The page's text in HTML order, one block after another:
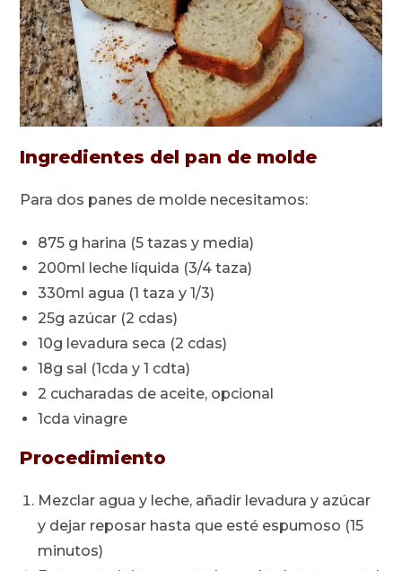
Ingredientes del pan de molde
Para dos panes de molde necesitamos:
875 g harina (5 tazas y media)
200ml leche líquida (3/4 taza)
330ml agua (1 taza y 1/3)
25g azúcar (2 cdas)
10g levadura seca (2 cdas)
18g sal (1cda y 1 cdta)
2 cucharadas de aceite, opcional
1cda vinagre
Procedimiento
Mezclar agua y leche, añadir levadura y azúcar
y dejar reposar hasta que esté espumoso (15
minutos)